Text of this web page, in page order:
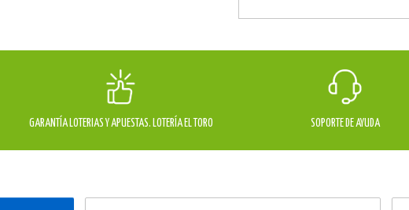
GARANTÍA LOTERIAS Y APUESTAS. LOTERÍA EL TORO SOPORTE DE AYUDA